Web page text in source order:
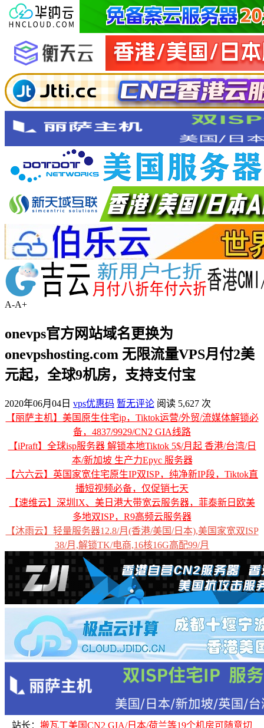
A-A+
onevps官方网站域名更换为
onevpshosting.com 无限流量VPS月付2美
元起，全球9机房，支持支付宝
2020年06月04日 vps优惠码 暂无评论 阅读 5,627 次
【丽萨主机】美国原生住宅ip，Tiktok运营/外贸/流媒体解锁必
备，4837/9929/CN2 GIA线路
【iPraft】全球isp服务器 解锁本地Tiktok 5$/月起 香港/台湾/日
本/新加坡 生产力Epyc 服务器
【六六云】英国家宽住宅原生IP双ISP，纯净新IP段，Tiktok直
播短视频必备，仅促销七天
【速维云】深圳IX、美日港大带宽云服务器，菲泰新日欧美
多地双ISP，R9高频云服务器
【沐雨云】轻量服务器12.8/月(香港/美国/日本),美国家宽双ISP
38/月,解锁TK/电商,16核16G高配99/月
站长： 搬瓦工美国CN2 GIA/日本/荷兰等19个机房可随意切